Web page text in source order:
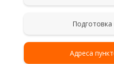
Подготовка
Адреса